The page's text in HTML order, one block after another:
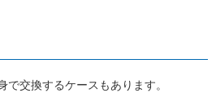
で交換するケースもあります。